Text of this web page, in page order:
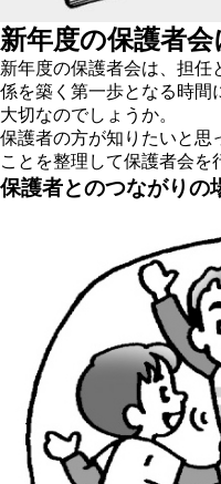
新年度の保護者会
新年度の保護者会は、担任
係を築く第一歩となる時間
大切なのでしょうか。
保護者の方が知りたいと思
ことを整理して保護者会を
保護者とのつながりの